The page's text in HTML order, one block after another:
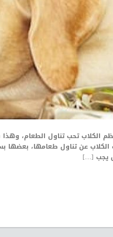
الكلاب تحب تناول الطعام،
عن تناول طعامها، بعضها
يجب […]